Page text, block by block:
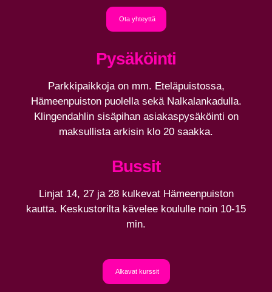
Ota yhteyttä
Pysäköinti
Parkkipaikkoja on mm. Eteläpuistossa,
Hämeenpuiston puolella sekä Nalkalankadulla.
Klingendahlin sisäpihan asiakaspysäköinti on
maksullista arkisin klo 20 saakka.
Bussit
Linjat 14, 27 ja 28 kulkevat Hämeenpuiston
kautta. Keskustorilta kävelee koululle noin 10-15
min.
Alkavat kurssit